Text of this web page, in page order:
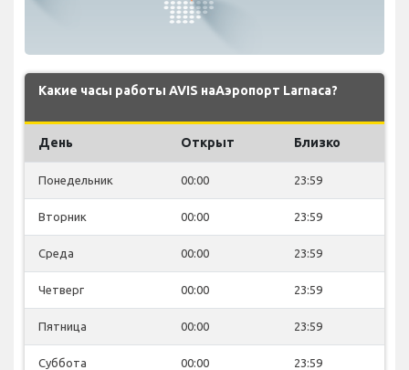
Какие часы работы AVIS наАэропорт Larnaca?
День Открыт Близко
Понедельник 00:00 23:59
Вторник 00:00 23:59
Среда 00:00 23:59
Четверг 00:00 23:59
Пятница 00:00 23:59
Суббота 00:00 23:59